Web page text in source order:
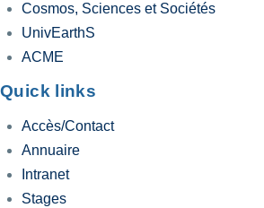
Cosmos, Sciences et Sociétés
UnivEarthS
ACME
Quick links
Accès/Contact
Annuaire
Intranet
Stages